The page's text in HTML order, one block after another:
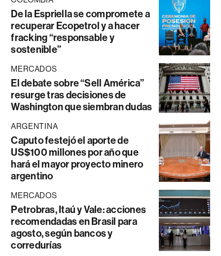
De la Espriella se compromete a
recuperar Ecopetrol y a hacer
fracking “responsable y
sostenible”
MERCADOS
El debate sobre “Sell América”
resurge tras decisiones de
Washington que siembran dudas
ARGENTINA
Caputo festejó el aporte de
US$100 millones por año que
hará el mayor proyecto minero
argentino
MERCADOS
Petrobras, Itaú y Vale: acciones
recomendadas en Brasil para
agosto, según bancos y
corredurías